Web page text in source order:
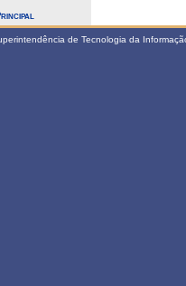
de Tecnologia da